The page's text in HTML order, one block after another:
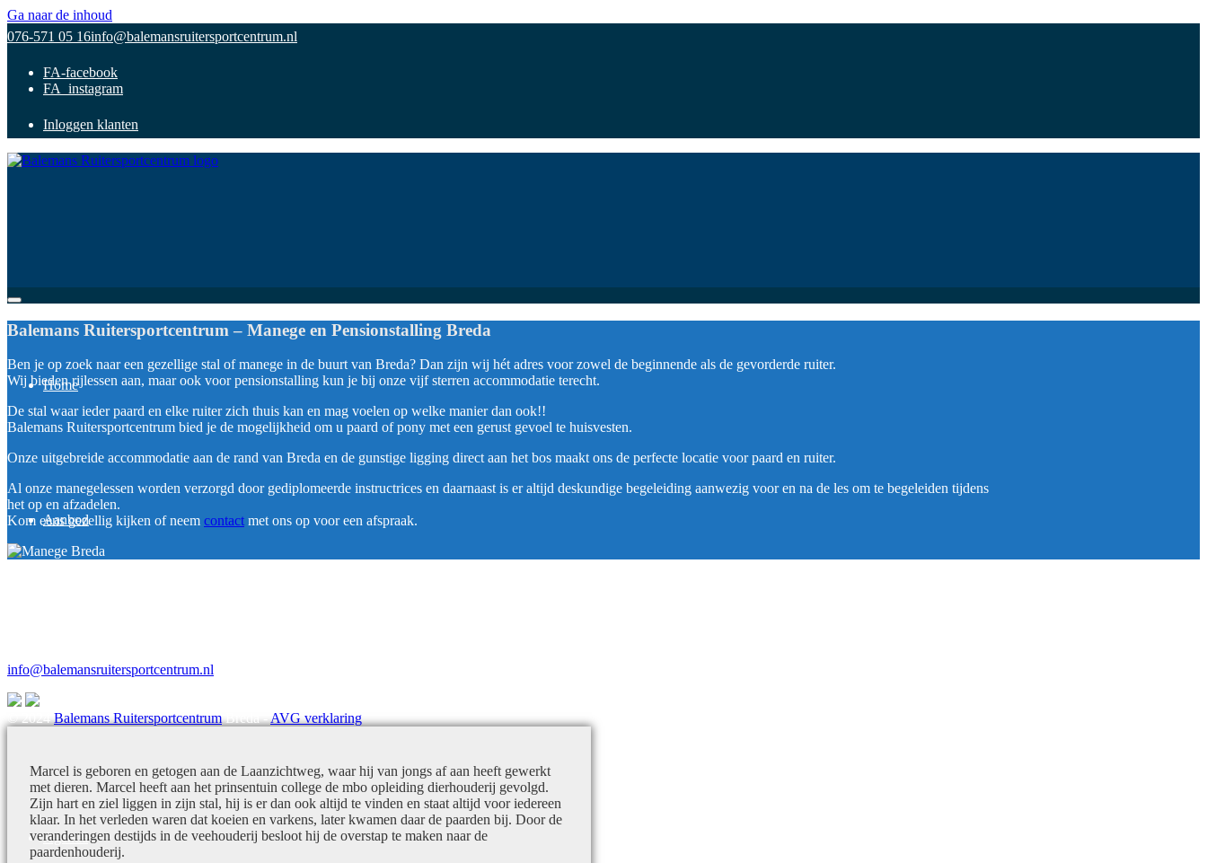
Ga naar de inhoud
076-571 05 16info@balemansruitersportcentrum.nl
FA-facebook
FA_instagram
Inloggen klanten
Home
Aanbod
Agenda
Balemans Ruitersportcentrum – Manege en Pensionstalling Breda
Ben je op zoek naar een gezellige stal of manege in de buurt van Breda? Dan zijn wij hét adres voor zowel de beginnende als de gevorderde ruiter.
Wij bieden rijlessen aan, maar ook voor pensionstalling kun je bij onze vijf sterren accommodatie terecht.
De stal waar ieder paard en elke ruiter zich thuis kan en mag voelen op welke manier dan ook!!
Balemans Ruitersportcentrum bied je de mogelijkheid om u paard of pony met een gerust gevoel te huisvesten.
Onze uitgebreide accommodatie aan de rand van Breda en de gunstige ligging direct aan het bos maakt ons de perfecte locatie voor paard en ruiter.
Al onze manegelessen worden verzorgd door gediplomeerde instructrices en daarnaast is er altijd deskundige begeleiding aanwezig voor en na de les om te begeleiden tijdens
het op en afzadelen.
Kom eens gezellig kijken of neem contact met ons op voor een afspraak.
info@balemansruitersportcentrum.nl
© 2024Balemans RuitersportcentrumBreda -AVG verklaring
Marcel is geboren en getogen aan de Laanzichtweg, waar hij van jongs af aan heeft gewerkt
met dieren. Marcel heeft aan het prinsentuin college de mbo opleiding dierhouderij gevolgd.
Zijn hart en ziel liggen in zijn stal, hij is er dan ook altijd te vinden en staat altijd voor iedereen
klaar. In het verleden waren dat koeien en varkens, later kwamen daar de paarden bij. Door de
veranderingen destijds in de veehouderij besloot hij de overstap te maken naar de
paardenhouderij.